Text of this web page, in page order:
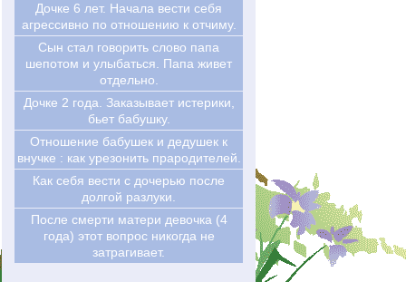
Дочке 6 лет. Начала вести себя
агрессивно по отношению к отчиму.
Сын стал говорить слово папа
шепотом и улыбаться. Папа живет
отдельно.
Дочке 2 года. Заказывает истерики,
бьет бабушку.
Отношение бабушек и дедушек к
внучке : как урезонить прародителей.
Как себя вести с дочерью после
долгой разлуки.
После смерти матери девочка (4
года) этот вопрос никогда не
затрагивает.